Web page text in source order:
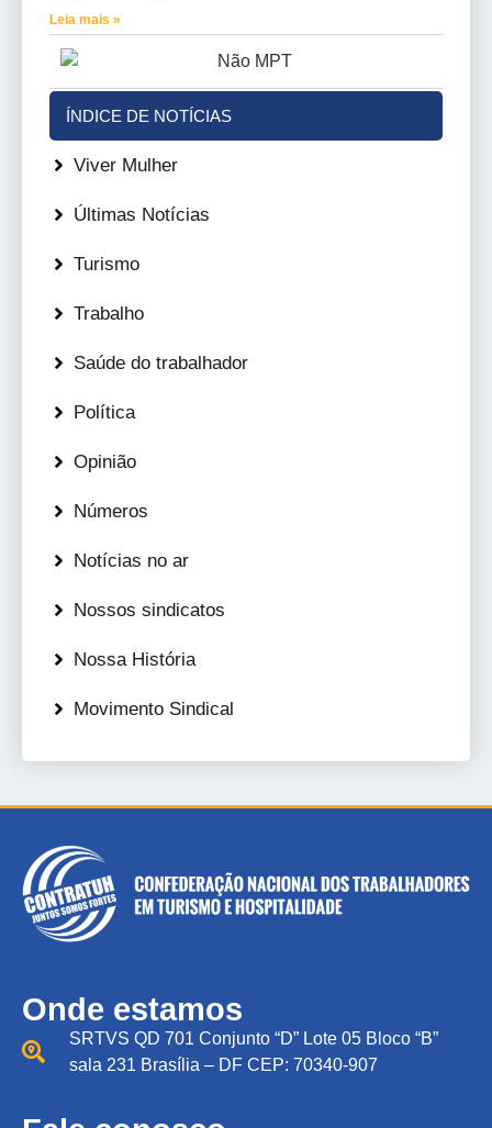
Leia mais »
ÍNDICE DE NOTÍCIAS
Viver Mulher
Últimas Notícias
Turismo
Trabalho
Saúde do trabalhador
Política
Opinião
Números
Notícias no ar
Nossos sindicatos
Nossa História
Movimento Sindical
Onde estamos
SRTVS QD 701 Conjunto “D” Lote 05 Bloco “B”
sala 231 Brasília – DF CEP: 70340-907